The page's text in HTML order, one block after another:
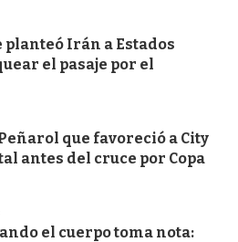
Irán a Estados
el pasaje por el
que favoreció a City
antes del cruce por Copa
el cuerpo toma nota: